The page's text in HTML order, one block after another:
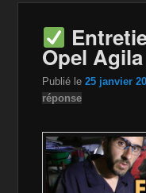
Opel
Publié le25 janvier
réponse